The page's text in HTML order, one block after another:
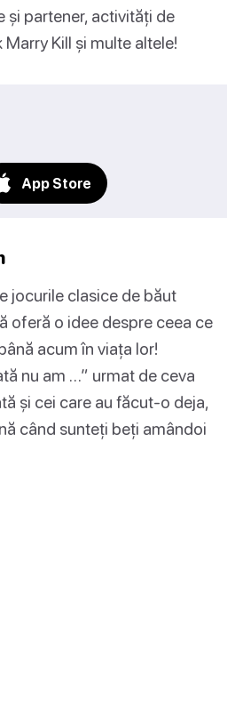
și partener, activități de
Kill și multe altele!
App Store
jocurile clasice de băut
oferă o idee despre ceea ce
acum în viața lor!
nu am …” urmat de ceva
și cei care au făcut-o deja,
când sunteți beți amândoi